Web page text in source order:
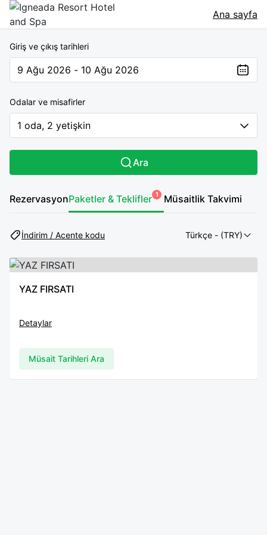
Ana sayfa
Giriş ve çıkış tarihleri
9 Ağu 2026 - 10 Ağu 2026
Odalar ve misafirler
1 oda, 2 yetişkin
Ara
RezervasyonPaketler & Teklifler1 Müsaitlik Takvimi
İndirim / Acente kodu Türkçe - (TRY)
YAZ FIRSATI
Detaylar
Müsait Tarihleri Ara